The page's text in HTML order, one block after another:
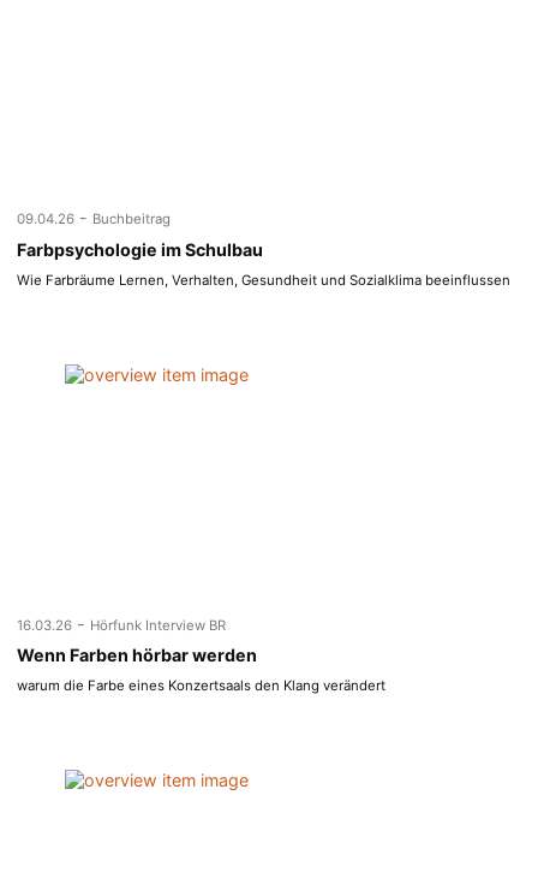
09.04.26 - Buchbeitrag
Farbpsychologie im Schulbau
Wie Farbräume Lernen, Verhalten, Gesundheit und Sozialklima beeinflussen
16.03.26 - Hörfunk Interview BR
Wenn Farben hörbar werden
warum die Farbe eines Konzertsaals den Klang verändert